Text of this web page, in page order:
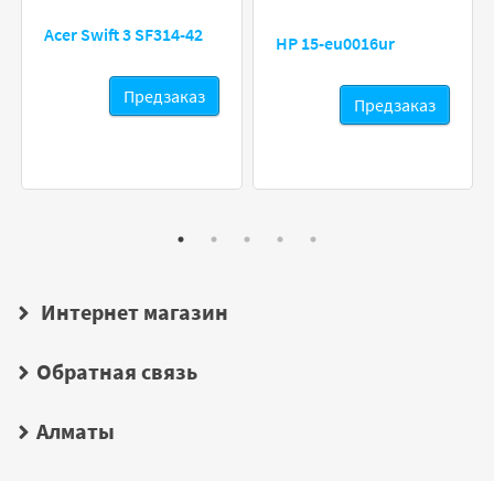
Acer Swift 3 SF314-42
Предзаказ
HP 15-eu0016ur
Предзаказ
Интернет магазин
Обратная связь
Алматы